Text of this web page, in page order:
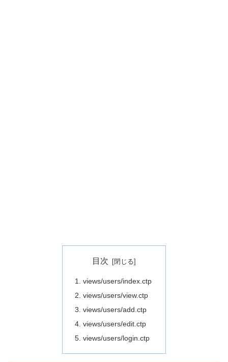
目次
views/users/index.ctp
views/users/view.ctp
views/users/add.ctp
views/users/edit.ctp
views/users/login.ctp